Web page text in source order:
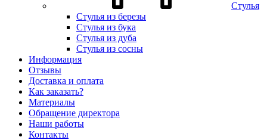
Стулья
Стулья из березы
Стулья из бука
Стулья из дуба
Стулья из сосны
Информация
Отзывы
Доставка и оплата
Как заказать?
Материалы
Обращение директора
Наши работы
Контакты